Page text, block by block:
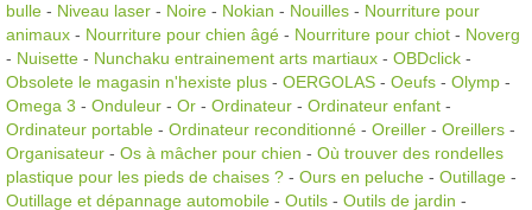
bulle - Niveau laser - Noire - Nokian - Nouilles - Nourriture pour
animaux - Nourriture pour chien âgé - Nourriture pour chiot - Noverg
- Nuisette - Nunchaku entrainement arts martiaux - OBDclick -
Obsolete le magasin n'hexiste plus - OERGOLAS - Oeufs - Olymp -
Omega 3 - Onduleur - Or - Ordinateur - Ordinateur enfant -
Ordinateur portable - Ordinateur reconditionné - Oreiller - Oreillers -
Organisateur - Os à mâcher pour chien - Où trouver des rondelles
plastique pour les pieds de chaises ? - Ours en peluche - Outillage -
Outillage et dépannage automobile - Outils - Outils de jardin -